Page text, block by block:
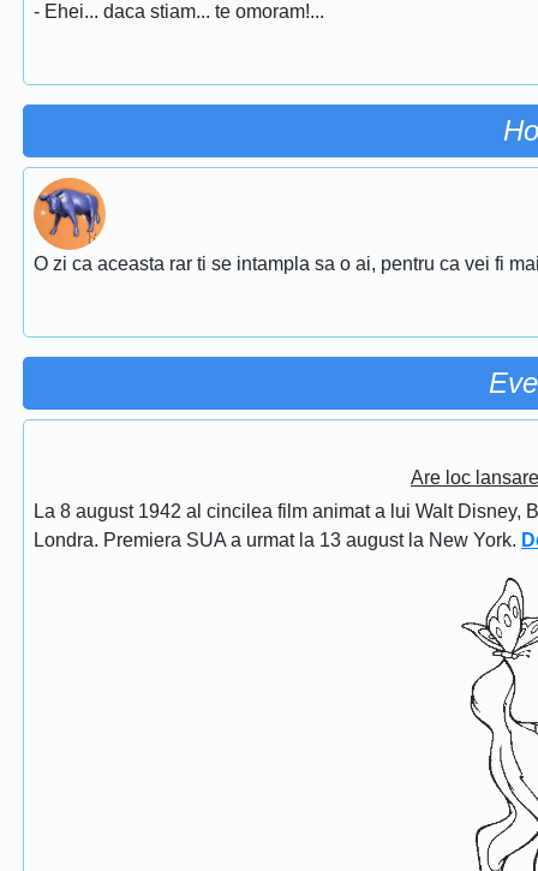
- Ehei... daca stiam... te omoram!...
O zi ca aceasta rar ti se intampla sa o ai, pentru ca vei fi
Are loc
La 8 august 1942 al cincilea film animat a lui Walt
Londra. Premiera SUA a urmat la 13 august la New York.